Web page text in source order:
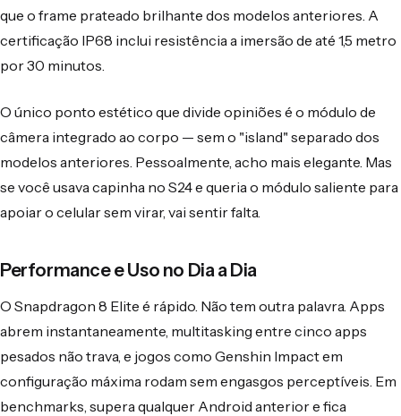
que o frame prateado brilhante dos modelos anteriores. A
certificação IP68 inclui resistência a imersão de até 1,5 metro
por 30 minutos.
O único ponto estético que divide opiniões é o módulo de
câmera integrado ao corpo — sem o "island" separado dos
modelos anteriores. Pessoalmente, acho mais elegante. Mas
se você usava capinha no S24 e queria o módulo saliente para
apoiar o celular sem virar, vai sentir falta.
Performance e Uso no Dia a Dia
O Snapdragon 8 Elite é rápido. Não tem outra palavra. Apps
abrem instantaneamente, multitasking entre cinco apps
pesados não trava, e jogos como Genshin Impact em
configuração máxima rodam sem engasgos perceptíveis. Em
benchmarks, supera qualquer Android anterior e fica